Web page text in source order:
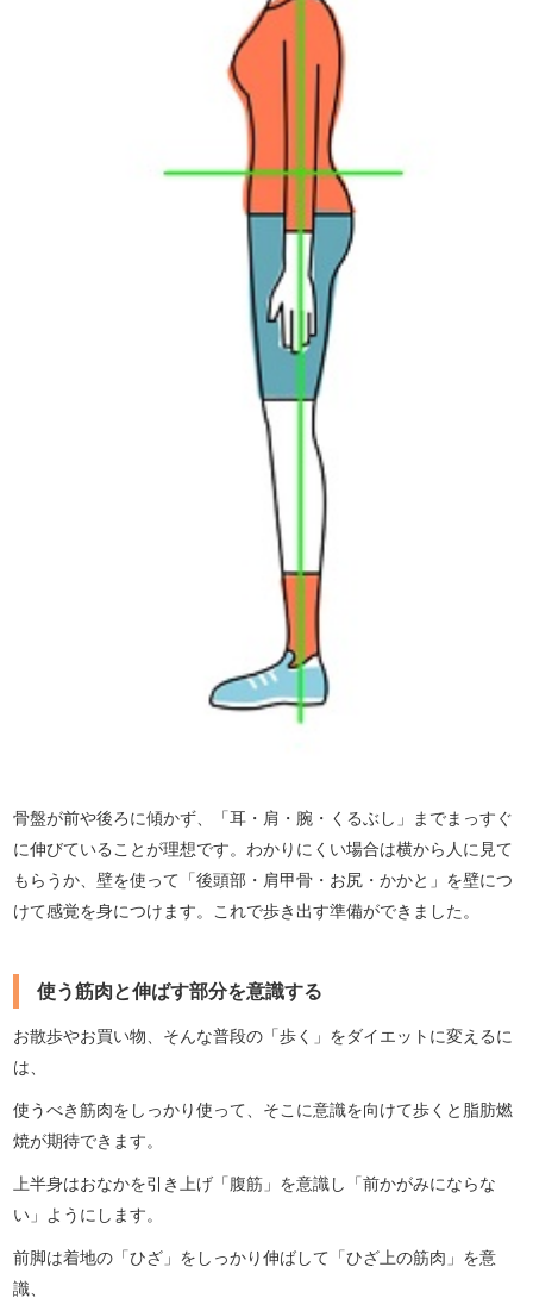
骨盤が前や後ろに傾かず、「耳・肩・腕・くるぶし」までまっすぐ
に伸びていることが理想です。わかりにくい場合は横から人に見て
もらうか、壁を使って「後頭部・肩甲骨・お尻・かかと」を壁につ
けて感覚を身につけます。これで歩き出す準備ができました。
使う筋肉と伸ばす部分を意識する
お散歩やお買い物、そんな普段の「歩く」をダイエットに変えるに
は、
使うべき筋肉をしっかり使って、そこに意識を向けて歩くと脂肪燃
焼が期待できます。
上半身はおなかを引き上げ「腹筋」を意識し「前かがみにならな
い」ようにします。
前脚は着地の「ひざ」をしっかり伸ばして「ひざ上の筋肉」を意
識、